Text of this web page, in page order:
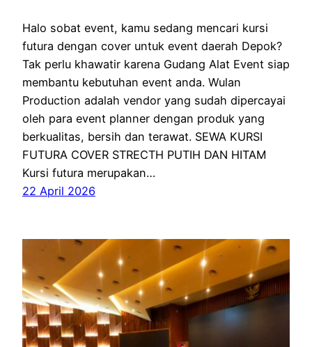
Halo sobat event, kamu sedang mencari kursi
futura dengan cover untuk event daerah Depok?
Tak perlu khawatir karena Gudang Alat Event siap
membantu kebutuhan event anda. Wulan
Production adalah vendor yang sudah dipercayai
oleh para event planner dengan produk yang
berkualitas, bersih dan terawat. SEWA KURSI
FUTURA COVER STRECTH PUTIH DAN HITAM
Kursi futura merupakan…
22 April 2026